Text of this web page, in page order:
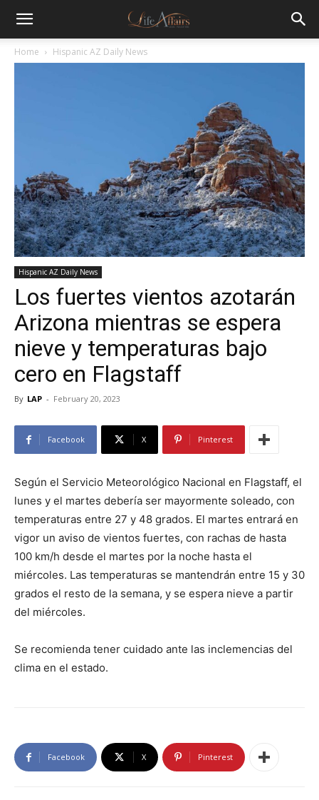
Home Hispanic AZ Daily News
Hispanic AZ Daily News
Los fuertes vientos azotarán
Arizona mientras se espera
nieve y temperaturas bajo
cero en Flagstaff
By LAP - February 20, 2023
Facebook X Pinterest
Según el Servicio Meteorológico Nacional en Flagstaff, el
lunes y el martes debería ser mayormente soleado, con
temperaturas entre 27 y 48 grados. El martes entrará en
vigor un aviso de vientos fuertes, con rachas de hasta
100 km/h desde el martes por la noche hasta el
miércoles. Las temperaturas se mantendrán entre 15 y 30
grados el resto de la semana, y se espera nieve a partir
del miércoles.
Se recomienda tener cuidado ante las inclemencias del
clima en el estado.
Facebook X Pinterest